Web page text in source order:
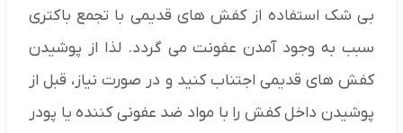
بی شک استفاده از کفش های قدیمی با تجمع باکتری
سبب به وجود آمدن عفونت می گردد. لذا از پوشیدن
کفش های قدیمی اجتناب کنید و در صورت نیاز، قبل از
پوشیدن داخل کفش را با مواد ضد عفونی کننده یا پودر